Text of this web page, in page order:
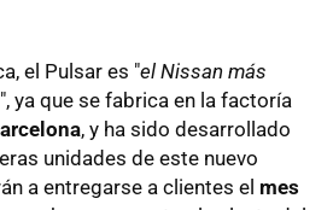
el Pulsar es "el Nissan más
", ya que se fabrica en la factoría
, y ha sido desarrollado
unidades de este nuevo
a entregarse a clientes el mes